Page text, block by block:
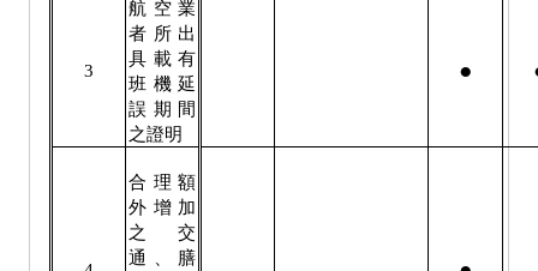
3
航空業
者所出
具載有
班機延
誤期間
之證明
●
合理額
外增加
之交
通、膳